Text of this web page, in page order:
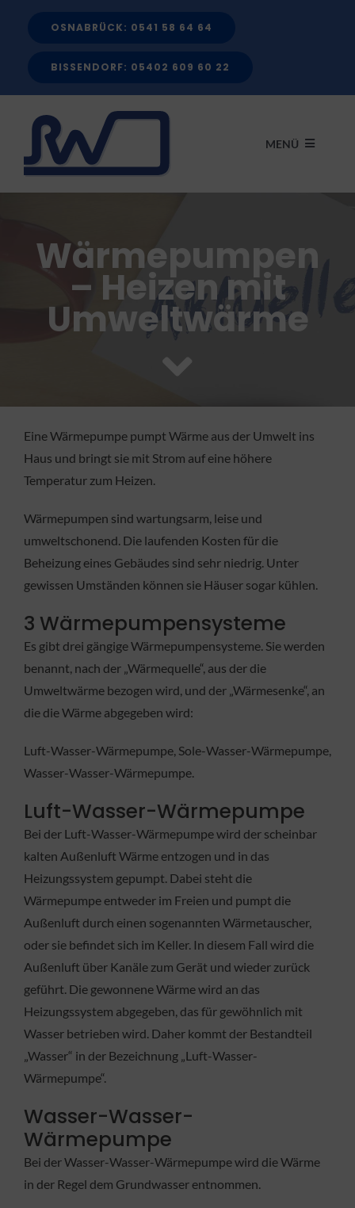
OSNABRÜCK: 0541 58 64 64
BISSENDORF: 05402 609 60 22
MENÜ
LEISTUNGEN
FÖRDERMITTEL
FACHBETRIEB
KONTAKT
Wärmepumpen
– Heizen mit
Umweltwärme
Eine Wärmepumpe pumpt Wärme aus der Umwelt ins
Haus und bringt sie mit Strom auf eine höhere
Temperatur zum Heizen.
Wärmepumpen sind wartungsarm, leise und
umweltschonend. Die laufenden Kosten für die
Beheizung eines Gebäudes sind sehr niedrig. Unter
gewissen Umständen können sie Häuser sogar kühlen.
3 Wärmepumpensysteme
Es gibt drei gängige Wärmepumpensysteme. Sie werden
benannt, nach der „Wärmequelle“, aus der die
Umweltwärme bezogen wird, und der „Wärmesenke“, an
die die Wärme abgegeben wird:
Luft-Wasser-Wärmepumpe, Sole-Wasser-Wärmepumpe,
Wasser-Wasser-Wärmepumpe.
Luft-Wasser-Wärmepumpe
Bei der Luft-Wasser-Wärmepumpe wird der scheinbar
kalten Außenluft Wärme entzogen und in das
Heizungssystem gepumpt. Dabei steht die
Wärmepumpe entweder im Freien und pumpt die
Außenluft durch einen sogenannten Wärmetauscher,
oder sie befindet sich im Keller. In diesem Fall wird die
Außenluft über Kanäle zum Gerät und wieder zurück
geführt. Die gewonnene Wärme wird an das
Heizungssystem abgegeben, das für gewöhnlich mit
Wasser betrieben wird. Daher kommt der Bestandteil
„Wasser“ in der Bezeichnung „Luft-Wasser-
Wärmepumpe“.
Wasser-Wasser-
Wärmepumpe
Bei der Wasser-Wasser-Wärmepumpe wird die Wärme
in der Regel dem Grundwasser entnommen.